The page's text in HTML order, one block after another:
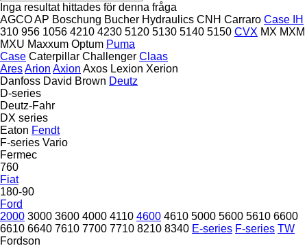
Inga resultat hittades för denna fråga
AGCOAP Boschung Bucher Hydraulics CNH Carraro Case IH
310 956 1056 4210 4230 5120 5130 5140 5150 CVX MX MXM
MXU Maxxum Optum Puma
Case Caterpillar Challenger Claas
AresArion Axion Axos Lexion Xerion
Danfoss David Brown Deutz
D-series
Deutz-Fahr
DX series
Eaton Fendt
F-series Vario
Fermec
760
Fiat
180-90
Ford
2000 3000 3600 4000 4110 4600 4610 5000 5600 5610 6600
6610 6640 7610 7700 7710 8210 8340 E-series F-series TW
Fordson